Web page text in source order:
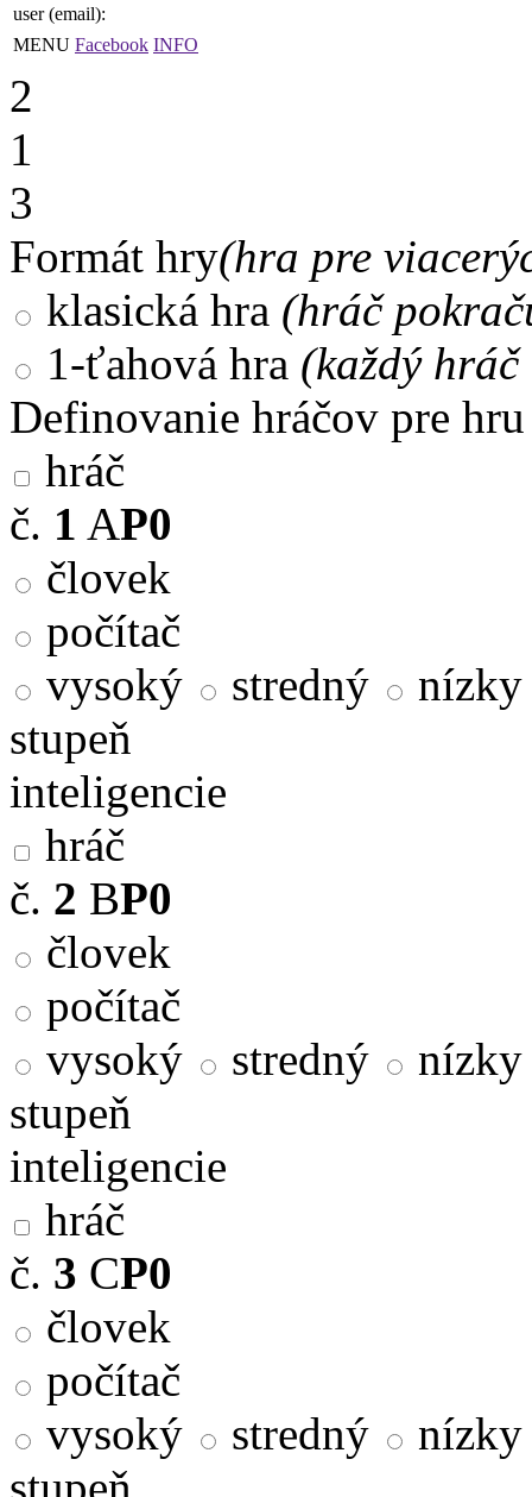
user (email):
MENU Facebook INFO
2
1
3
Formát hry(hra pre
klasická hra (hráč
1-ťahová hra (každý
Definovanie hráčov pre hru
hráč
č. 1 AP0
človek
počítač
vysoký
stredný
nízky
stupeň
inteligencie
hráč
č. 2 BP0
človek
počítač
vysoký
stredný
nízky
stupeň
inteligencie
hráč
č. 3 CP0
človek
počítač
vysoký
stredný
nízky
stupeň